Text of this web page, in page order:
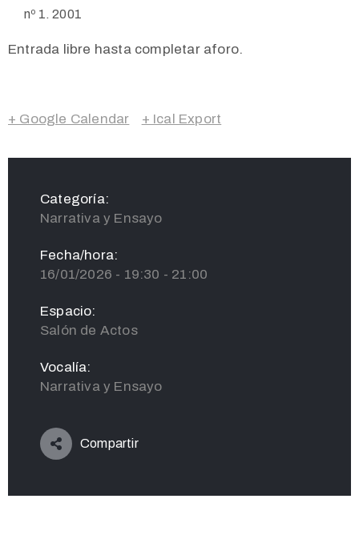
nº 1. 2001
Entrada libre hasta completar aforo.
+ Google Calendar + Ical Export
Categoría:
Narrativa y Ensayo
Fecha/hora:
16/01/2026 - 19:30 - 21:00
Espacio:
Salón de Actos
Vocalía:
Narrativa y Ensayo
Compartir